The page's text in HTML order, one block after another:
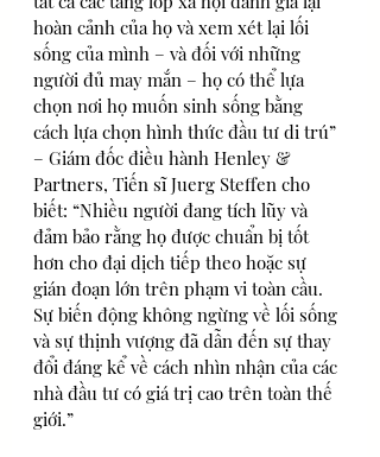
hoàn cảnh của họ và xem xét lại lối
sống của mình – và đối với những
người đủ may mắn – họ có thể lựa
chọn nơi họ muốn sinh sống bằng
cách lựa chọn hình thức đầu tư di trú”
– Giám đốc điều hành Henley &
Partners, Tiến sĩ Juerg Steffen cho
biết: “Nhiều người đang tích lũy và
đảm bảo rằng họ được chuẩn bị tốt
hơn cho đại dịch tiếp theo hoặc sự
gián đoạn lớn trên phạm vi toàn cầu.
Sự biến động không ngừng về lối sống
và sự thịnh vượng đã dẫn đến sự thay
đổi đáng kể về cách nhìn nhận của các
nhà đầu tư có giá trị cao trên toàn thế
giới.”